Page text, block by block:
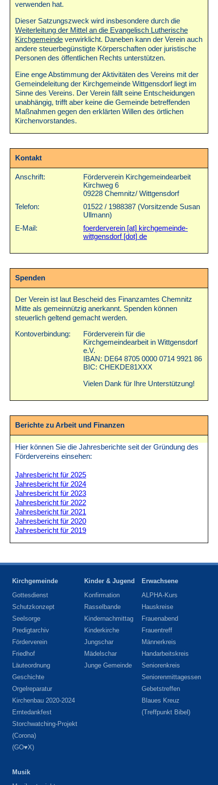
verwenden hat.
Dieser Satzungszweck wird insbesondere durch die
Weiterleitung der Mittel an die Evangelisch Lutherische
Kirchgemeinde verwirklicht. Daneben kann der Verein auch
andere steuerbegünstigte Körperschaften oder juristische
Personen des öffentlichen Rechts unterstützen.
Eine enge Abstimmung der Aktivitäten des Vereins mit der
Gemeindeleitung der Kirchgemeinde Wittgensdorf liegt im
Sinne des Vereins. Der Verein fällt seine Entscheidungen
unabhängig, trifft aber keine die Gemeinde betreffenden
Maßnahmen gegen den erklärten Willen des örtlichen
Kirchenvorstandes.
Kontakt
Anschrift:
Förderverein Kirchgemeindearbeit
Kirchweg 6
09228 Chemnitz/ Wittgensdorf
Telefon:
01522 / 1988387 (Vorsitzende Susan
Ullmann)
E-Mail:
foerderverein [at] kirchgemeinde-
wittgensdorf [dot] de
Spenden
Der Verein ist laut Bescheid des Finanzamtes Chemnitz
Mitte als gemeinnützig anerkannt. Spenden können
steuerlich geltend gemacht werden.
Konto­verbindung:
Förderverein für die
Kirchgemeindearbeit in Wittgensdorf
e.V.
IBAN: DE64 8705 0000 0714 9921 86
BIC: CHEKDE81XXX
Vielen Dank für Ihre Unterstützung!
Berichte zu Arbeit und Finanzen
Hier können Sie die Jahresberichte seit der Gründung des
Fördervereins einsehen:
Jahresbericht für 2025
Jahresbericht für 2024
Jahresbericht für 2023
Jahresbericht für 2022
Jahresbericht für 2021
Jahresbericht für 2020
Jahresbericht für 2019
Kirchgemeinde
Gottesdienst
Schutzkonzept
Seelsorge
Predigtarchiv
Förderverein
Friedhof
Läuteordnung
Geschichte
Orgelreparatur
Kirchenbau 2020-2024
Erntedankfest
Storchwatching-Projekt
(Corona)
(GO♥X)
Kinder & Jugend
Konfirmation
Rasselbande
Kindernachmittag
Kinderkirche
Jungschar
Mädelschar
Junge Gemeinde
Erwachsene
ALPHA-Kurs
Hauskreise
Frauenabend
Frauentreff
Männerkreis
Handarbeitskreis
Seniorenkreis
Seniorenmittagessen
Gebetstreffen
Blaues Kreuz
(Treffpunkt Bibel)
Musik